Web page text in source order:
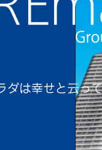
ダは幸せと云っ